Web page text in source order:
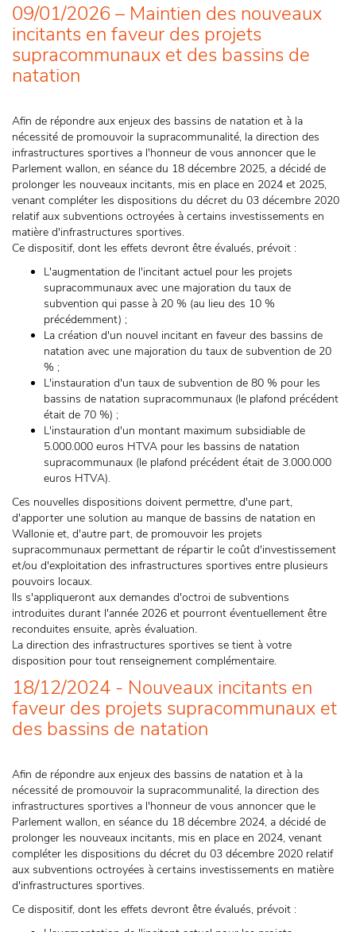
09/01/2026 – Maintien des nouveaux
incitants en faveur des projets
supracommunaux et des bassins de
natation
Afin de répondre aux enjeux des bassins de natation et à la
nécessité de promouvoir la supracommunalité, la direction des
infrastructures sportives a l'honneur de vous annoncer que le
Parlement wallon, en séance du 18 décembre 2025, a décidé de
prolonger les nouveaux incitants, mis en place en 2024 et 2025,
venant compléter les dispositions du décret du 03 décembre 2020
relatif aux subventions octroyées à certains investissements en
matière d'infrastructures sportives.
Ce dispositif, dont les effets devront être évalués, prévoit :
L'augmentation de l'incitant actuel pour les projets
supracommunaux avec une majoration du taux de
subvention qui passe à 20 % (au lieu des 10 %
précédemment) ;
La création d'un nouvel incitant en faveur des bassins de
natation avec une majoration du taux de subvention de 20
% ;
L'instauration d'un taux de subvention de 80 % pour les
bassins de natation supracommunaux (le plafond précédent
était de 70 %) ;
L'instauration d'un montant maximum subsidiable de
5.000.000 euros HTVA pour les bassins de natation
supracommunaux (le plafond précédent était de 3.000.000
euros HTVA).
Ces nouvelles dispositions doivent permettre, d'une part,
d'apporter une solution au manque de bassins de natation en
Wallonie et, d'autre part, de promouvoir les projets
supracommunaux permettant de répartir le coût d'investissement
et/ou d'exploitation des infrastructures sportives entre plusieurs
pouvoirs locaux.
Ils s'appliqueront aux demandes d'octroi de subventions
introduites durant l'année 2026 et pourront éventuellement être
reconduites ensuite, après évaluation.
La direction des infrastructures sportives se tient à votre
disposition pour tout renseignement complémentaire.
18/12/2024 - Nouveaux incitants en
faveur des projets supracommunaux et
des bassins de natation
Afin de répondre aux enjeux des bassins de natation et à la
nécessité de promouvoir la supracommunalité, la direction des
infrastructures sportives a l'honneur de vous annoncer que le
Parlement wallon, en séance du 18 décembre 2024, a décidé de
prolonger les nouveaux incitants, mis en place en 2024, venant
compléter les dispositions du décret du 03 décembre 2020 relatif
aux subventions octroyées à certains investissements en matière
d'infrastructures sportives.
Ce dispositif, dont les effets devront être évalués, prévoit :